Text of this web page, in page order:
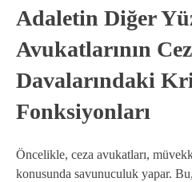
Adaletin Diğer
Avukatlarının
Davalarındaki
Fonksiyonları
Öncelikle, ceza avukatları,
konusunda savunuculuk yapar.